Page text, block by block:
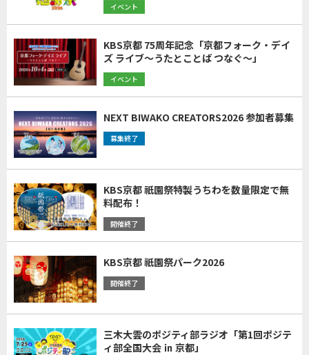
イベント
KBS京都 75周年記念「京都フォーク・デイ
ズ ライブ～うたとことば つなぐ～」
イベント
NEXT BIWAKO CREATORS2026 参加者募集
募集終了
KBS京都 祇園祭特製うちわを数量限定で無
料配布！
開催終了
KBS京都 祇園祭パーク2026
開催終了
三木大雲のポジティ部ラジオ「第1回ポジテ
ィ部全国大会 ㏌ 京都」